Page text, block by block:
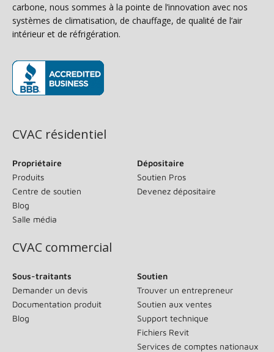
carbone, nous sommes à la pointe de l’innovation avec nos
systèmes de climatisation, de chauffage, de qualité de l’air
intérieur et de réfrigération.
CVAC résidentiel
Propriétaire
Produits
Centre de soutien
Blog
Salle média
Dépositaire
Soutien Pros
Devenez dépositaire
CVAC commercial
Sous-traitants
Demander un devis
Documentation produit
Blog
Soutien
Trouver un entrepreneur
Soutien aux ventes
Support technique
Fichiers Revit
Services de comptes nationaux